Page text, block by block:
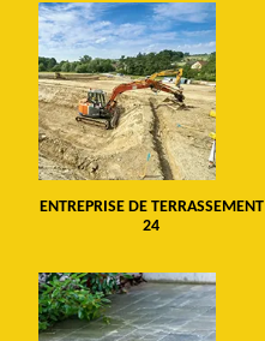
ENTREPRISE DE TERRASSEMENT
24